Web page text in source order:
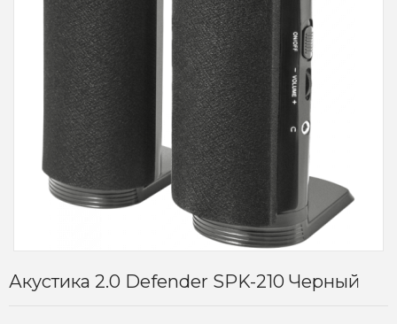
Акустика 2.0 Defender SPK-210 Черный